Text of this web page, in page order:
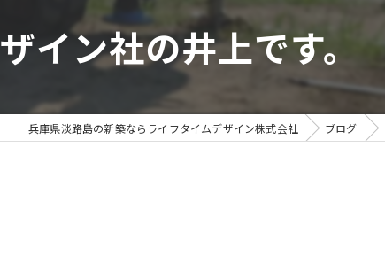
サービス
イン社の井上です。
兵庫県淡路島の新築ならライフタイムデザイン株式会社 ブログ